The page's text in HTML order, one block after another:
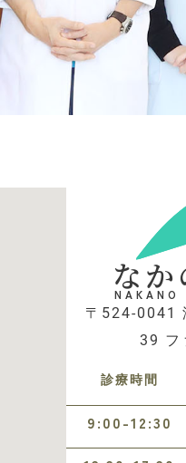
な
NAKANO
〒524-0041
39 フ
診療時間
9:00-12:30